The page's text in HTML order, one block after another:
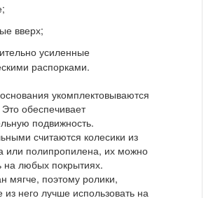
вверх;
усиленные
распорками.
укомплектовываются
обеспечивает
подвижность.
считаются колесики из
или полипропилена, их можно
на любых покрытиях.
мягче, поэтому ролики,
него лучше использовать на